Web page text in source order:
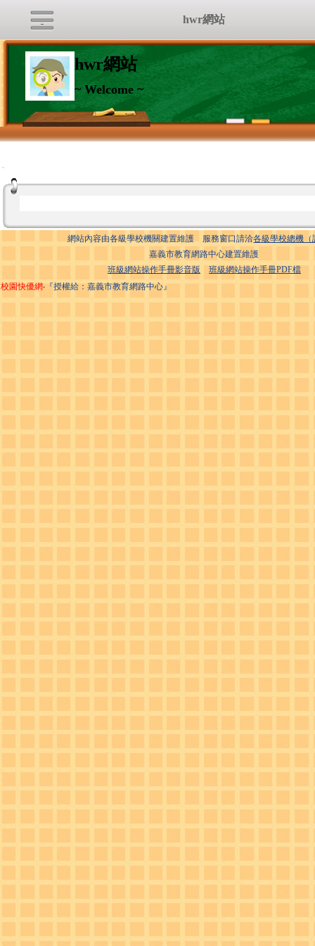
hwr網站
~ Welcome ~
:::
網站內容由各級學校機關建置維護 服務窗口請洽各級學校總機（
嘉義市教育網路中心建置維護
班級網站操作手冊影音版
班級網站操作手冊PDF檔
校園快優網‧『授權給：嘉義市教育網路中心』
hwr網站